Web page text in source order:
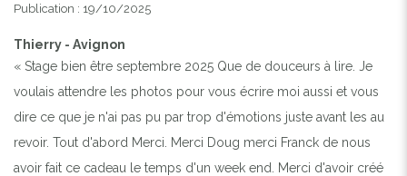
Publication : 19/10/2025
Thierry - Avignon
« Stage bien être septembre 2025 Que de douceurs à lire. Je
voulais attendre les photos pour vous écrire moi aussi et vous
dire ce que je n'ai pas pu par trop d'émotions juste avant les au
revoir. Tout d'abord Merci. Merci Doug merci Franck de nous
avoir fait ce cadeau le temps d'un week end. Merci d'avoir créé